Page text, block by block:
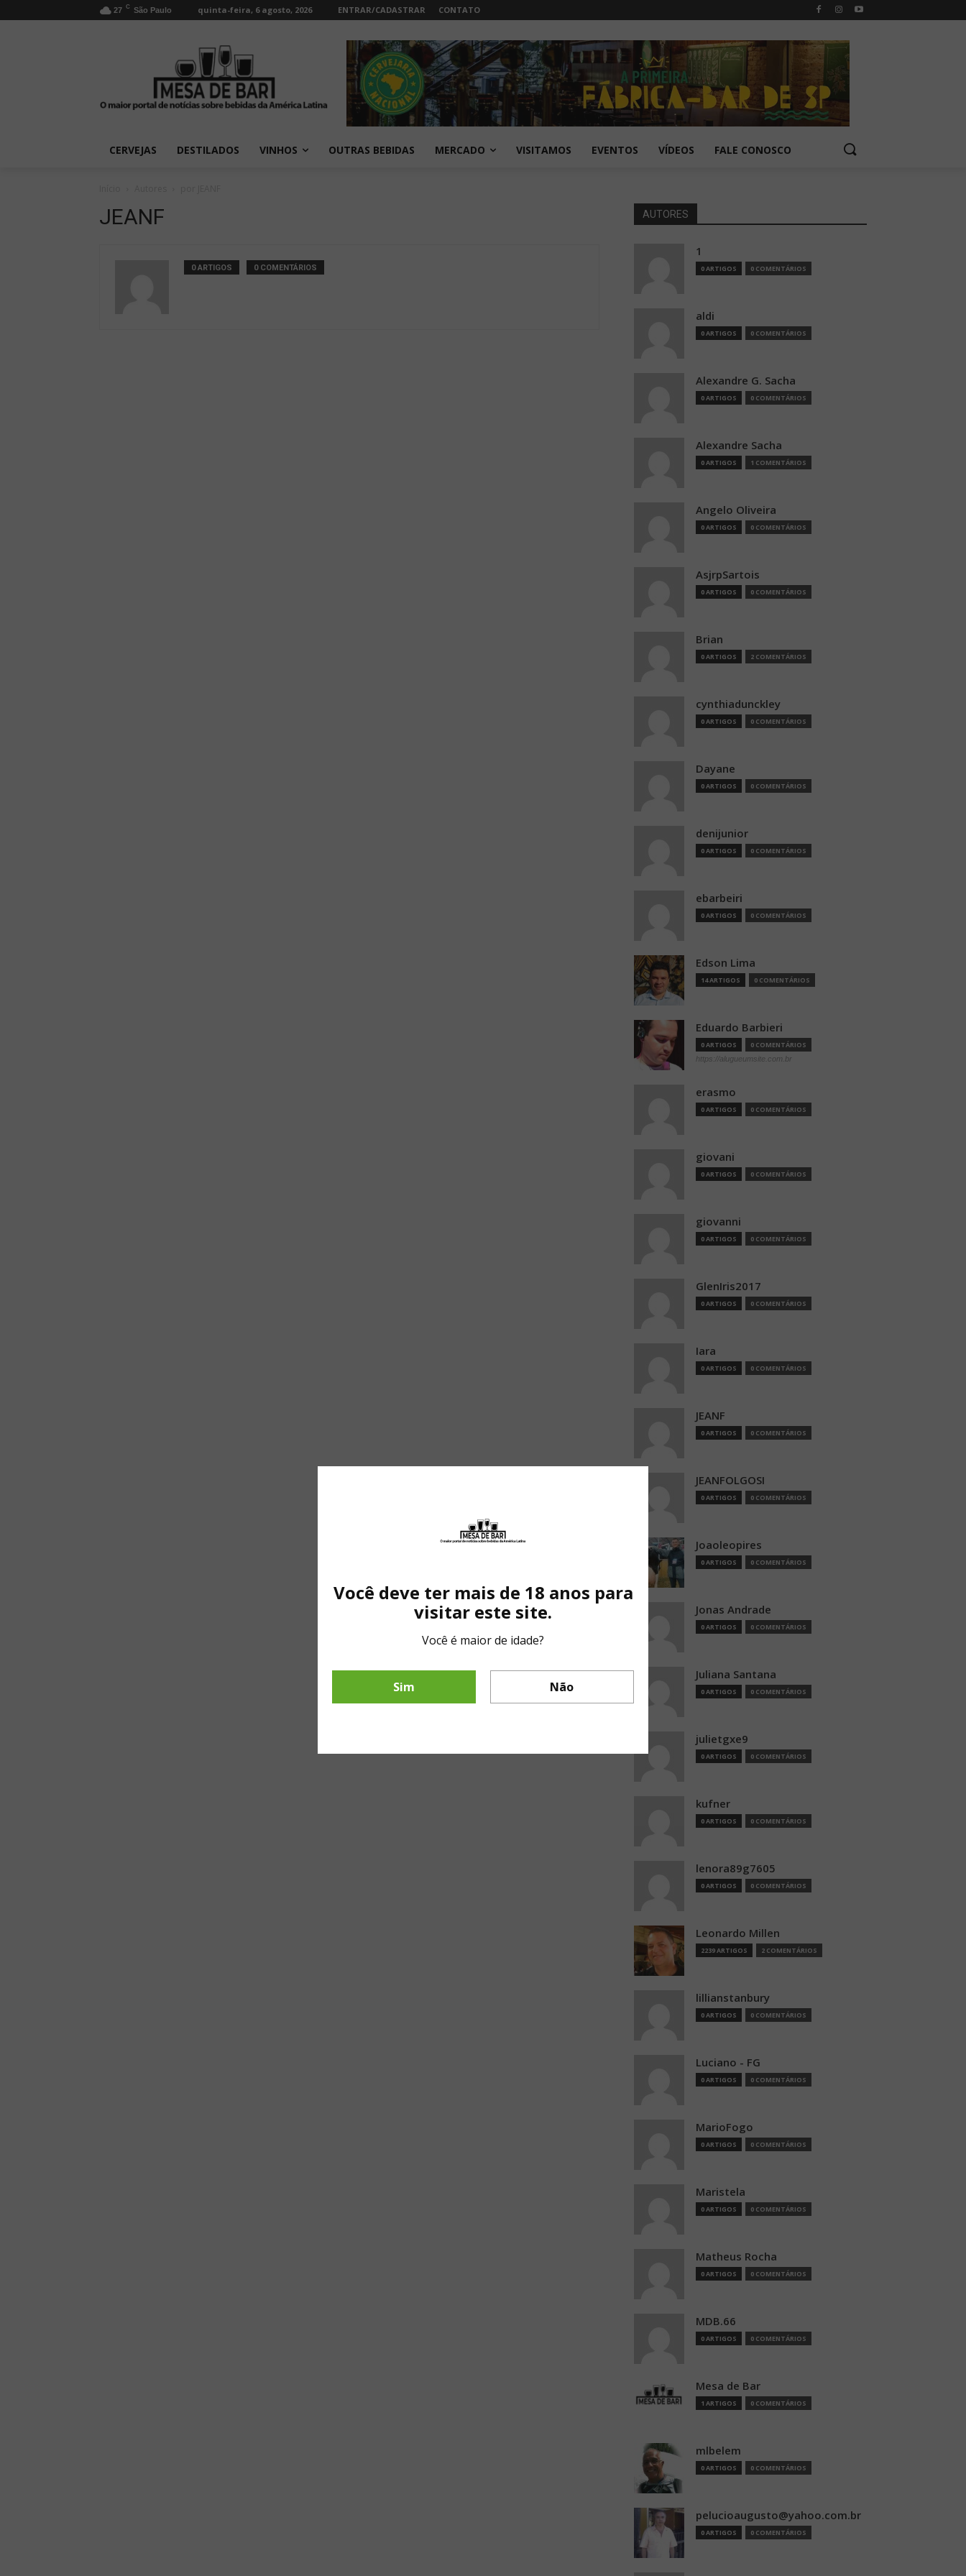
27 C São Paulo quinta-feira, 6 agosto, 2026 ENTRAR/CADASTRAR CONTATO
CERVEJAS DESTILADOS VINHOS OUTRAS BEBIDAS MERCADO VISITAMOS EVENTOS VÍDEOS FALE CONOSCO
JEANF
0 ARTIGOS 0 COMENTÁRIOS
AUTORES
1
0 ARTIGOS 0 COMENTÁRIOS
aldi
0 ARTIGOS 0 COMENTÁRIOS
Alexandre G. Sacha
0 ARTIGOS 0 COMENTÁRIOS
Alexandre Sacha
0 ARTIGOS 1 COMENTÁRIOS
Angelo Oliveira
0 ARTIGOS 0 COMENTÁRIOS
AsjrpSartois
0 ARTIGOS 0 COMENTÁRIOS
Brian
0 ARTIGOS 2 COMENTÁRIOS
cynthiadunckley
0 ARTIGOS 0 COMENTÁRIOS
Dayane
0 ARTIGOS 0 COMENTÁRIOS
denijunior
0 ARTIGOS 0 COMENTÁRIOS
ebarbeiri
0 ARTIGOS 0 COMENTÁRIOS
Edson Lima
14 ARTIGOS 0 COMENTÁRIOS
Eduardo Barbieri
0 ARTIGOS 0 COMENTÁRIOS
https://alugueumsite.com.br
erasmo
0 ARTIGOS 0 COMENTÁRIOS
giovani
0 ARTIGOS 0 COMENTÁRIOS
giovanni
0 ARTIGOS 0 COMENTÁRIOS
GlenIris2017
0 ARTIGOS 0 COMENTÁRIOS
Iara
0 ARTIGOS 0 COMENTÁRIOS
JEANF
0 ARTIGOS 0 COMENTÁRIOS
JEANFOLGOSI
0 ARTIGOS 0 COMENTÁRIOS
Joaoleopires
0 ARTIGOS 0 COMENTÁRIOS
Jonas Andrade
0 ARTIGOS 0 COMENTÁRIOS
Juliana Santana
0 ARTIGOS 0 COMENTÁRIOS
julietgxe9
0 ARTIGOS 0 COMENTÁRIOS
kufner
0 ARTIGOS 0 COMENTÁRIOS
lenora89g7605
0 ARTIGOS 0 COMENTÁRIOS
Leonardo Millen
2239 ARTIGOS 2 COMENTÁRIOS
lillianstanbury
0 ARTIGOS 0 COMENTÁRIOS
Luciano - FG
0 ARTIGOS 0 COMENTÁRIOS
MarioFogo
0 ARTIGOS 0 COMENTÁRIOS
Maristela
0 ARTIGOS 0 COMENTÁRIOS
Matheus Rocha
0 ARTIGOS 0 COMENTÁRIOS
MDB.66
0 ARTIGOS 0 COMENTÁRIOS
Mesa de Bar
1 ARTIGOS 0 COMENTÁRIOS
mlbelem
0 ARTIGOS 0 COMENTÁRIOS
pelucioaugusto@yahoo.com.br
0 ARTIGOS 0 COMENTÁRIOS
Você deve ter mais de 18 anos para
visitar este site.
Você é maior de idade?
Sim Não